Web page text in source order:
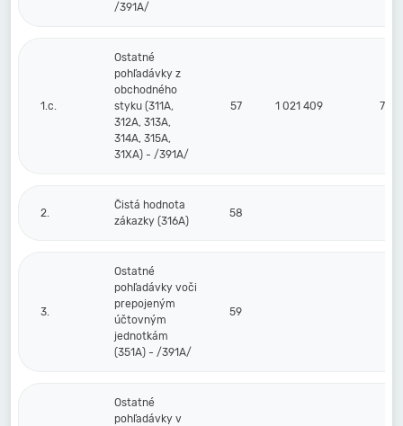
/391A/
1.c.
Ostatné
pohľadávky z
obchodného
styku (311A,
312A, 313A,
314A, 315A,
31XA) - /391A/
57 1 021 409 716
2.
Čistá hodnota
zákazky (316A)
58
3.
Ostatné
pohľadávky voči
prepojeným
účtovným
jednotkám
(351A) - /391A/
59
Ostatné
pohľadávky v